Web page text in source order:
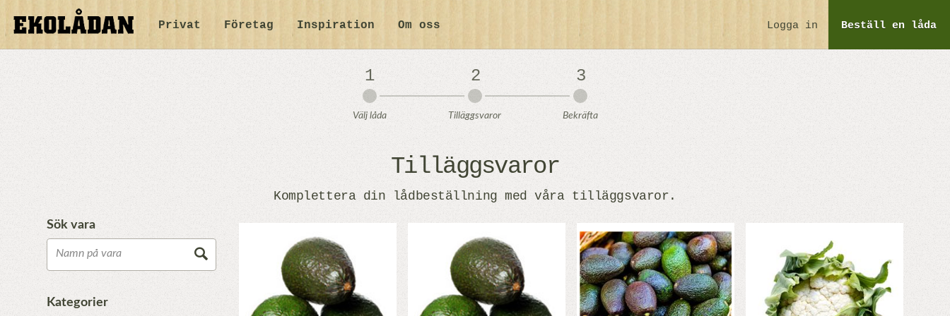
Beställen låda
Logga in
Privat Företag Inspiration Om oss
1
Välj låda
2
Tilläggsvaror
3
Bekräfta
Tilläggsvaror
Komplettera din lådbeställning med våra tilläggsvaror.
Sök vara
Kategorier